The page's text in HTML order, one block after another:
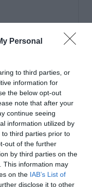
Personal
to third parties, or
information for
the below opt-out
note that after your
continue seeing
information utilized by
third parties prior to
out of the further
by third parties on the
This information may
on the IAB’s List of
disclose it to other